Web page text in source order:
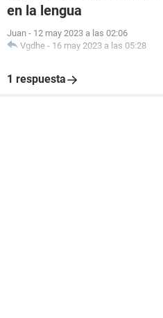
en la lengua
Juan - 12 may 2023 a las 02:06
Vgdhe - 16 may 2023 a las 05:28
1 respuesta